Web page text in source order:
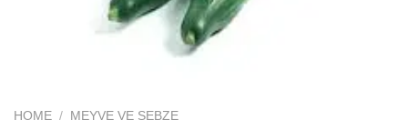
HOME / MEYVE VE SEBZE